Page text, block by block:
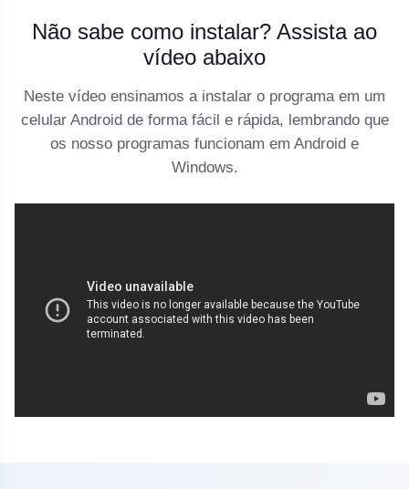
Não sabe como instalar? Assista ao
vídeo abaixo
Neste vídeo ensinamos a instalar o programa em um
celular Android de forma fácil e rápida, lembrando que
os nosso programas funcionam em Android e
Windows.